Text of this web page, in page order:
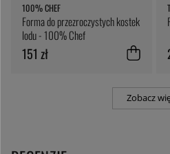
100% CHEF
Forma do przezroczystych kostek
lodu - 100% Chef
151 zł
Zobacz